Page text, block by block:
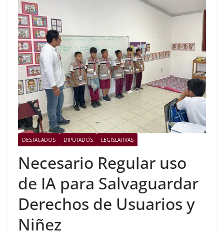
DESTACADOS DIPUTADOS LEGISLATIVAS
Necesario Regular uso
de IA para Salvaguardar
Derechos de Usuarios y
Niñez